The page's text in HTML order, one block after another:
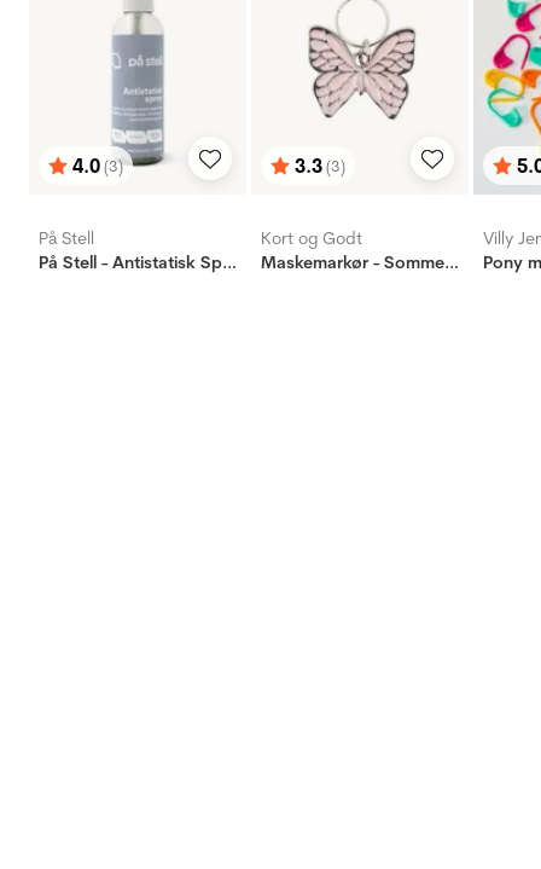
Vurdering:
4.0(3)
ud af 5 stjerner
På Stell
På Stell - Antistatisk Spray ECO
Vurdering:
3.3(3)
ud af 5 stjerner
Kort og Godt
Maskemarkør - Sommerfugl
ud
Villy